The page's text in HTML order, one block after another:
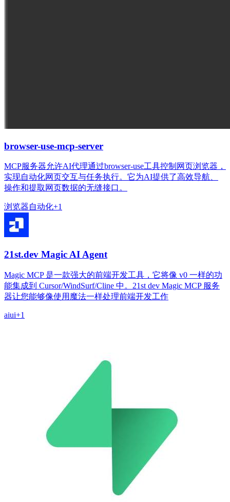
browser-use-mcp-server
MCP服务器允许AI代理通过browser-use工具控制网页浏览器，
实现自动化网页交互与任务执行。它为AI提供了高效导航、
操作和提取网页数据的无缝接口。
浏览器自动化+1
21st.dev Magic AI Agent
Magic MCP 是一款强大的前端开发工具，它将像 v0 一样的功
能集成到 Cursor/WindSurf/Cline 中。21st dev Magic MCP 服务
器让您能够像使用魔法一样处理前端开发工作
aiui+1